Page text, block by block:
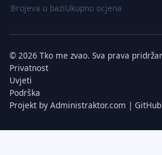
Brojeva u baziUkupno ocjena
© 2026 Tko me zvao. Sva prava
Privatnost
Uvjeti
Podrška
Projekt by Administraktor.com | GitHub